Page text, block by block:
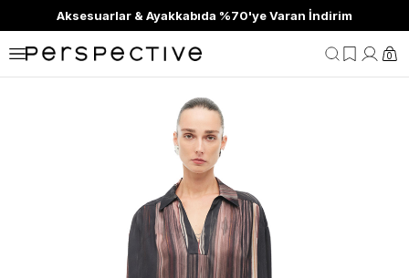
Aksesuarlar & Ayakkabıda %70'ye Varan İndirim
0